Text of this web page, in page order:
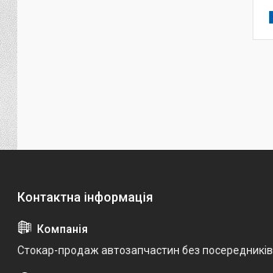
Стокар-продаж автозапчастин без посередників